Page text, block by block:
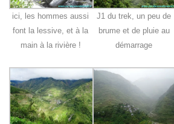
ici, les hommes aussi
font la lessive, et à la
main à la rivière !
J1 du trek, un peu de
brume et de pluie au
démarrage